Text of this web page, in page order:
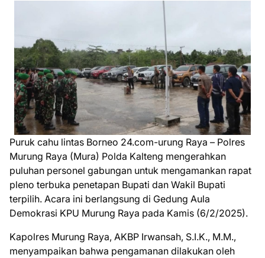
Puruk cahu lintas Borneo 24.com-urung Raya – Polres
Murung Raya (Mura) Polda Kalteng mengerahkan
puluhan personel gabungan untuk mengamankan rapat
pleno terbuka penetapan Bupati dan Wakil Bupati
terpilih. Acara ini berlangsung di Gedung Aula
Demokrasi KPU Murung Raya pada Kamis (6/2/2025).
Kapolres Murung Raya, AKBP Irwansah, S.I.K., M.M.,
menyampaikan bahwa pengamanan dilakukan oleh